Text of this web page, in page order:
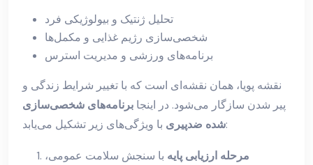
تحلیل ژنتیک و بیولوژیکی فرد
شخصی‌سازی رژیم غذایی و مکمل‌ها
برنامه‌های ورزشی و مدیریت استرس
نقشه پویا، همان نقشه‌ای است که با تغییر شرایط زندگی و
پیر شدن سازگار می‌شود. در اینجا برنامه‌های شخصی‌سازی
شده ضدپیریبا ویژگی‌های زیر تشکیل می‌یابد:
مرحله ارزیابی پایه با سنجش سلامت عمومی،